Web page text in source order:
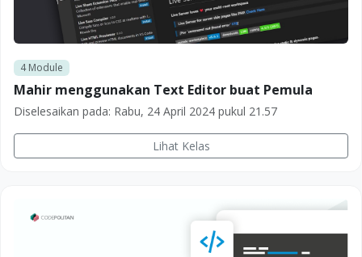
4Module
Mahir menggunakan Text Editor buat Pemula
Diselesaikan pada: Rabu, 24 April 2024 pukul 21.57
Lihat Kelas